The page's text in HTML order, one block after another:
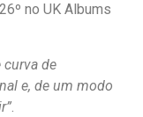
no UK Albums
curva de
e, de um modo